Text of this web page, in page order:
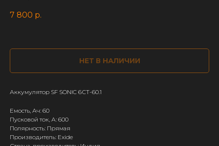
7 800 р.
НЕТ В НАЛИЧИИ
Аккумулятор SF SONIC 6СТ-60.1
Емость, Ач: 60
Пусковой ток, А: 600
Полярность: Прямая
Производитель: Exide